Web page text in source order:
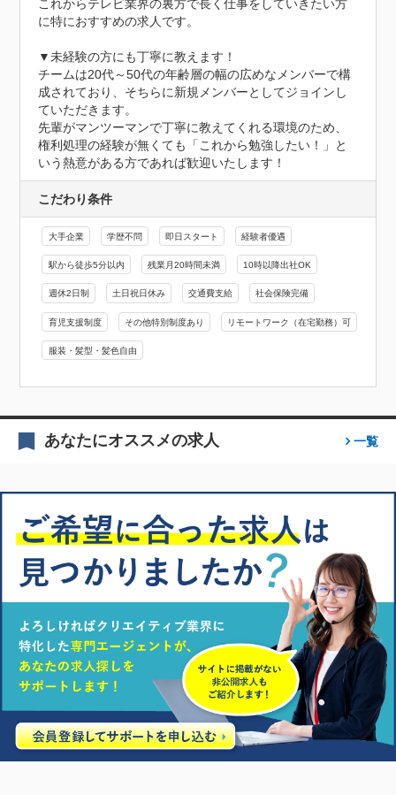
これからテレビ業界の裏方で長く仕事をしていきたい方
に特におすすめの求人です。
▼未経験の方にも丁寧に教えます！
チームは20代～50代の年齢層の幅の広めなメンバーで構
成されており、そちらに新規メンバーとしてジョインし
ていただきます。
先輩がマンツーマンで丁寧に教えてくれる環境のため、
権利処理の経験が無くても「これから勉強したい！」と
いう熱意がある方であれば歓迎いたします！
こだわり条件
大手企業 学歴不問 即日スタート 経験者優遇
駅から徒歩5分以内 残業月20時間未満 10時以降出社OK
週休2日制 土日祝日休み 交通費支給 社会保険完備
育児支援制度 その他特別制度あり リモートワーク（在宅勤務）可
服装・髪型・髪色自由
あなたにオススメの求人 一覧